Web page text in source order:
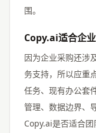
围。
Copy.ai适合企
因为企业采购还涉
务支持，所以应重
任务、现有办公套
管理、数据边界、
Copy.ai是否适合团